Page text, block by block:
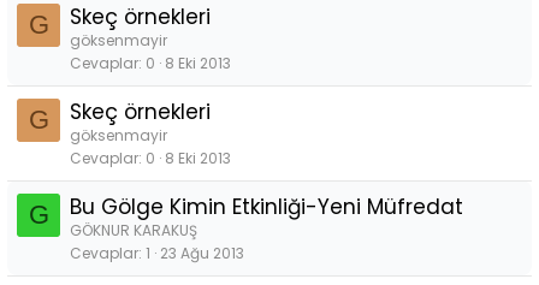
G Skeç örnekleri
göksenmayir
Cevaplar 0 8 Eki 2013
G Skeç örnekleri
göksenmayir
Cevaplar 0 8 Eki 2013
G Bu Gölge Kimin Etkinliği-Yeni Müfredat
GÖKNUR KARAKUŞ
Cevaplar 1 23 Ağu 2013